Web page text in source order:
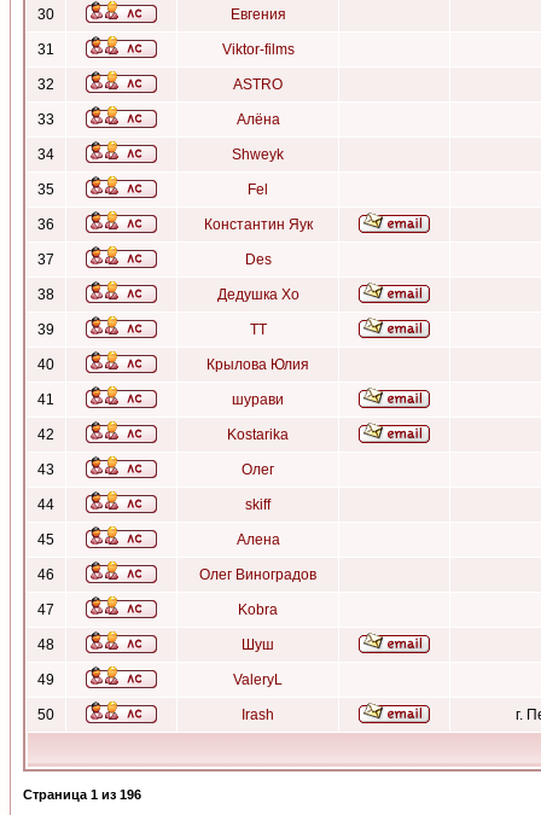
30 Евгения
31 Viktor-films
32 ASTRO
33 Алёна
34 Shweyk
35 Fel
36 Константин Яук
37 Des
38 Дедушка Хо
39 ТТ
40 Крылова Юлия
41 шурави
42 Kostarika
43 Олег
44 skiff
45 Алена
46 Олег Виноградов
47 Kobra
48 Шуш
49 ValeryL
50 Irash г.
Страница 1 из 196